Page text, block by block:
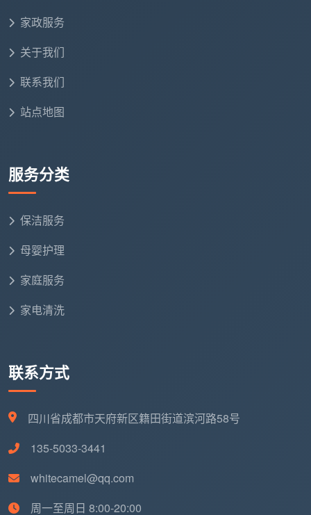
做好准备
时与保洁师沟通。
总而言之，
时光。选择像
服务商，不仅能获得标准化的服务，更能享受到安心、
可靠的售后保障。立即预约，体验专业
家政服务
关于我们
联系我们
站点地图
服务分类
保洁服务
母婴护理
家庭服务
家电清洗
联系方式
四川省成都市天府新区籍田街道滨河路58号
135-5033-3441
whitecamel@qq.com
周一至周日 8:00-20:00